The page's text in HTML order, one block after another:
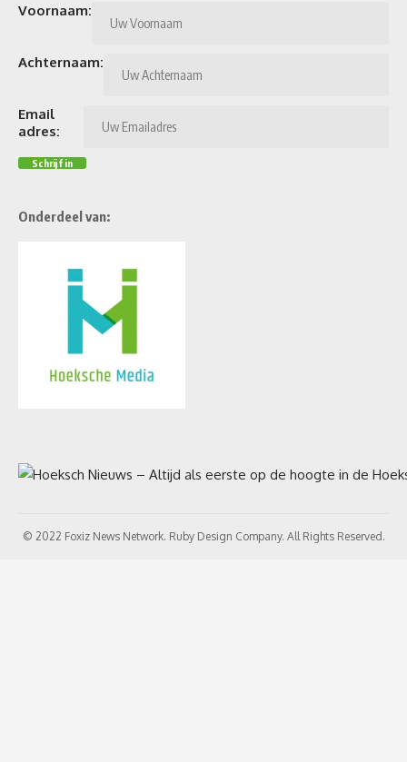
Voornaam:
Achternaam:
Email
adres:
Onderdeel van:
© 2022 Foxiz News Network. Ruby Design Company. All Rights Reserved.